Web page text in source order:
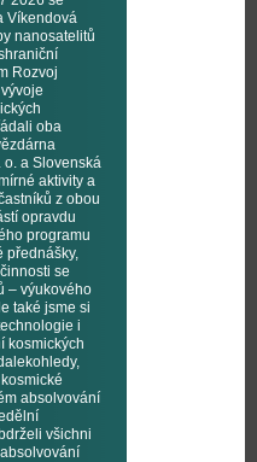
Víkendová
nanosatelitů
Rozvoj
oba
o. a Slovenská
aktivity a
z obou
opravdu
programu
přednášky,
se
– výukového
také jsme si
i
kosmických
absolvování
všichni